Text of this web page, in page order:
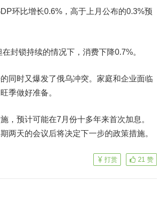
环比增长0.6%，高于上月公布的0.3%预
锁持续的情况下，消费下降0.7%。
时又爆发了俄乌冲突。家庭和企业面临
季做好准备。
预计可能在7月份十多年来首次加息。
两天的会议后将决定下一步的政策措施。
21 赞
打赏